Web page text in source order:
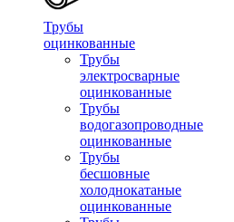
Трубы
оцинкованные
Трубы
электросварные
оцинкованные
Трубы
водогазопроводные
оцинкованные
Трубы
бесшовные
холоднокатаные
оцинкованные